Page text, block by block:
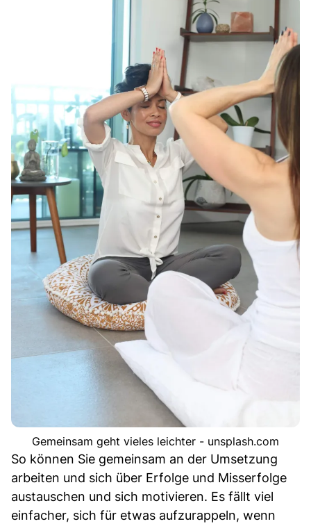
Gemeinsam geht vieles leichter - unsplash.com
So können Sie gemeinsam an der Umsetzung
arbeiten und sich über Erfolge und Misserfolge
austauschen und sich motivieren. Es fällt viel
einfacher, sich für etwas aufzurappeln, wenn